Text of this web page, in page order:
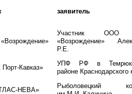
заявитель
Участник ООО
«Возрождение»
Р.Е.
Кавказ»
УПФ РФ в
районе Краснодарского
НЕВА»
Рыболовецкий